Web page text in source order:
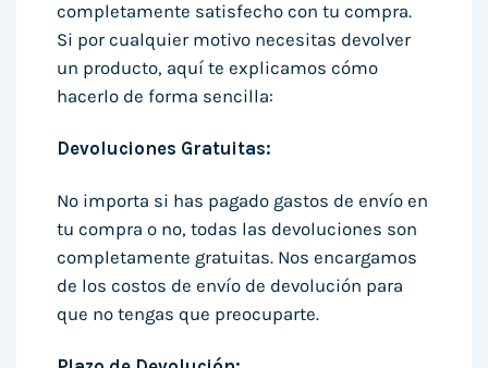
completamente satisfecho con tu compra.
Si por cualquier motivo necesitas devolver
un producto, aquí te explicamos cómo
hacerlo de forma sencilla:
Devoluciones Gratuitas:
No importa si has pagado gastos de envío en
tu compra o no, todas las devoluciones son
completamente gratuitas. Nos encargamos
de los costos de envío de devolución para
que no tengas que preocuparte.